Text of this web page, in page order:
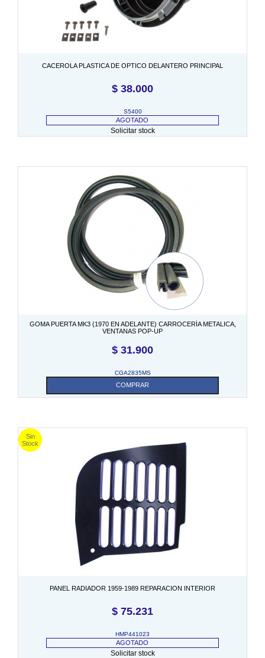
CACEROLA PLASTICA DE OPTICO DELANTERO PRINCIPAL
$ 38.000
S5400
AGOTADO
Solicitar stock
GOMA PUERTA MK3 (1970 EN ADELANTE) CARROCERÍA METALICA,
VENTANAS POP-UP
$ 31.900
CGA2835MS
COMPRAR
PANEL RADIADOR 1959-1989 REPARACION INTERIOR
$ 75.231
HMP441023
AGOTADO
Solicitar stock